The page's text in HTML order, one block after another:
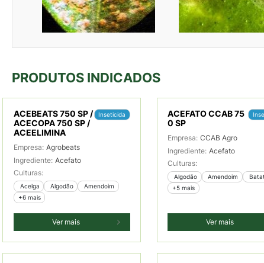
PRODUTOS INDICADOS
ACEBEATS 750 SP /
ACECOPA 750 SP /
ACEELIMINA
Inseticida
Empresa: Agrobeats
Ingrediente: Acefato
Culturas:
Acelga Algodão
Amendoim
+6 mais
Ver mais
ACEFATO CCAB 75
0 SP
Empresa: CCAB Agro
Ingrediente: Acefato
Culturas:
Algodão Amendoim
+5 mais
Ver mais